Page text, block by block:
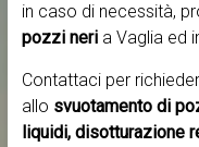
in caso di necessità,
pozzi neria Vaglia ed
Contattaci per
allo svuotamento di
liquidi, disotturazione